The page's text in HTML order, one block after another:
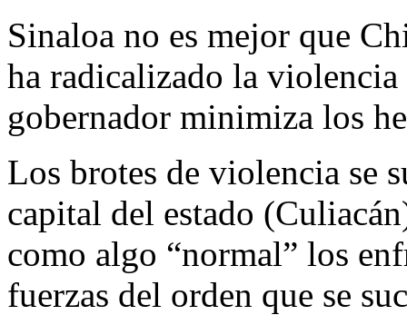
Sinaloa no es mejor que
ha radicalizado la
gobernador minimiza los
Los brotes de violencia se
capital del estado
como algo “normal” los
fuerzas del orden que se